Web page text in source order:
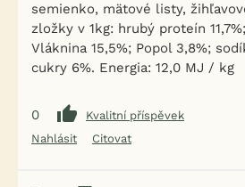
semienko, mätové listy,
zložky v 1kg: hrubý proteín
Vláknina 15,5%; Popol 3,8%;
cukry 6%. Energia: 12,0 MJ / kg
0
Kvalitní příspěvek
Nahlásit
Citovat